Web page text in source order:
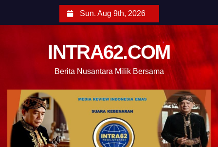
Sun. Aug 9th, 2026
INTRA62.COM
Berita Nusantara Milik Bersama